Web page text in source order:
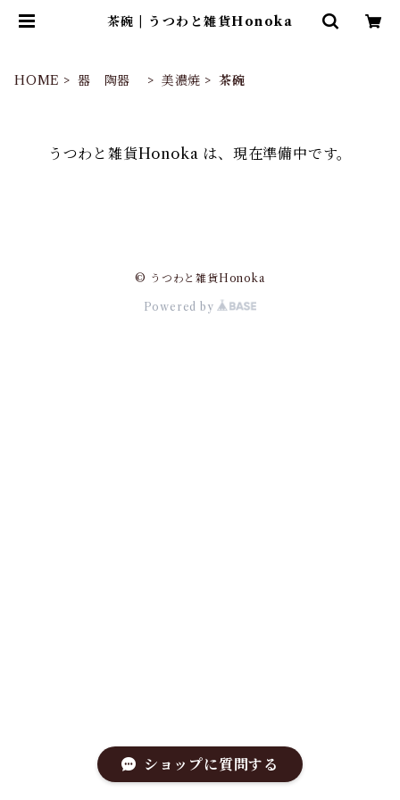
茶碗 | うつわと雑貨Honoka
HOME 器 陶器 美濃焼 茶碗
うつわと雑貨Honoka は、現在準備中です。
© うつわと雑貨Honoka
Powered by
ショップに質問する